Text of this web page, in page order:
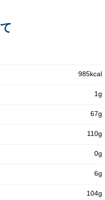
985kcal
1g
67g
110g
0g
6g
104g